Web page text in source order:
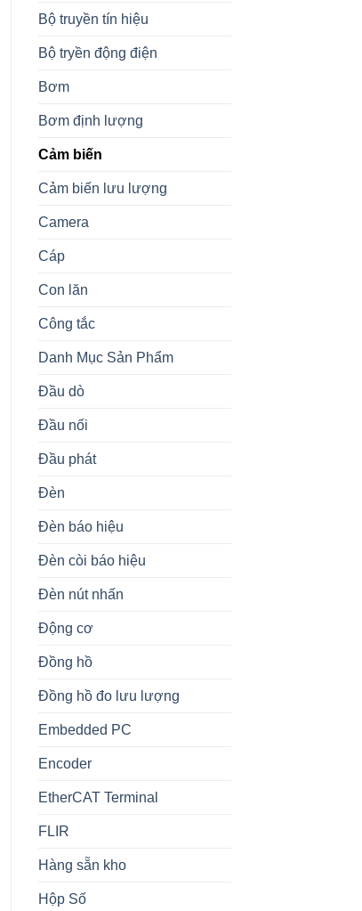
Bộ truyền tín hiệu
Bộ tryền động điện
Bơm
Bơm định lượng
Cảm biến
Cảm biến lưu lượng
Camera
Cáp
Con lăn
Công tắc
Danh Mục Sản Phẩm
Đầu dò
Đầu nối
Đầu phát
Đèn
Đèn báo hiệu
Đèn còi báo hiệu
Đèn nút nhấn
Động cơ
Đồng hồ
Đồng hồ đo lưu lượng
Embedded PC
Encoder
EtherCAT Terminal
FLIR
Hàng sẵn kho
Hộp Số